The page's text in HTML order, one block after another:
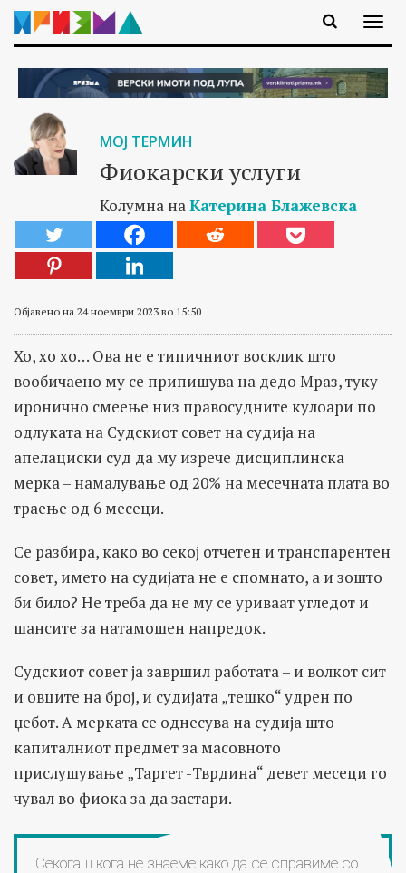
МОЈ ТЕРМИН
Фиокарски услуги
Колумна наКатерина Блажевска
Објавено на 24 ноември 2023 во 15:50
Хо, хо хо… Ова не е типичниот восклик што
вообичаено му се припишува на дедо Мраз, туку
иронично смеење низ правосудните кулоари по
одлуката на Судскиот совет на судија на
апелациски суд да му изрече дисциплинска
мерка – намалување од 20% на месечната плата во
траење од 6 месеци.
Се разбира, како во секој отчетен и транспарентен
совет, името на судијата не е спомнато, а и зошто
би било? Не треба да не му се уриваат угледот и
шансите за натамошен напредок.
Судскиот совет ја завршил работата – и волкот сит
и овците на број, и судијата „тешко“ удрен по
џебот. А мерката се однесува на судија што
капиталниот предмет за масовното
прислушување „Таргет -Тврдина“ девет месеци го
чувал во фиока за да застари.
Секогаш кога не знаеме како да се справиме со